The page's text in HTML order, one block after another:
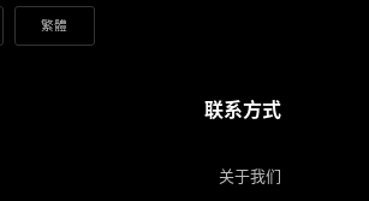
繁體
联系方式
关于我们